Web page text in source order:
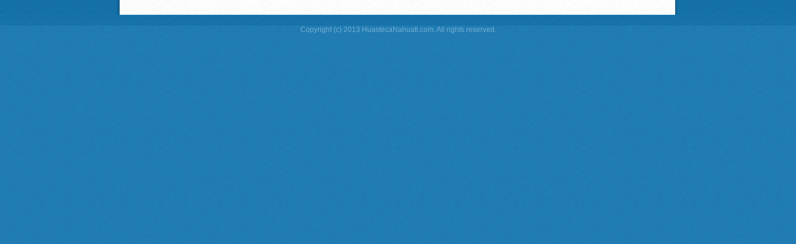
Copyright (c) 2013 HuastecaNahuatl.com. All rights reserved.